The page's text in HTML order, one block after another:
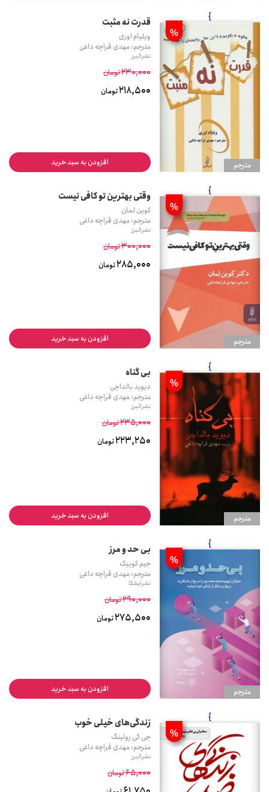
مترجم
}
%
قدرت نه مثبت
ویلیام اوری
مترجم: مهدی قراچه داغی
نشر البرز
230,000تومان
218,500تومان
افزودن به سبد خرید
مترجم
}
%
وقتی بهترین تو کافی نیست
کوین لمان
مترجم: مهدی قراچه داغی
نشر البرز
300,000تومان
285,000تومان
افزودن به سبد خرید
مترجم
}
%
بی گناه
دیوید بالداچی
مترجم: مهدی قراچه داغی
نشر البرز
235,000تومان
223,250تومان
افزودن به سبد خرید
مترجم
}
%
بی حد و مرز
جیم کوییک
مترجم: مهدی قراچه داغی
نشر ایشکا
290,000تومان
275,500تومان
افزودن به سبد خرید
}
%
زندگی‌های خیلی خوب
جی کی رولینگ
مترجم: مهدی قراچه داغی
نشر البرز
65,000تومان